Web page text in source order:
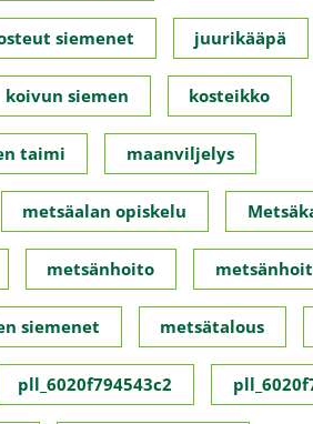
siemenet juurikääpä
koivun siemen kosteikko
taimi maanviljelys
metsäalan opiskelu
metsänhoito
siemenet metsätalous
pll_6020f794543c2